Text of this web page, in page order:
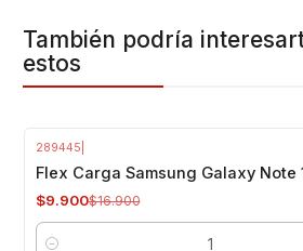
También podría
estos
289445
Flex Carga Samsung Galaxy Note
$9.900$16.900